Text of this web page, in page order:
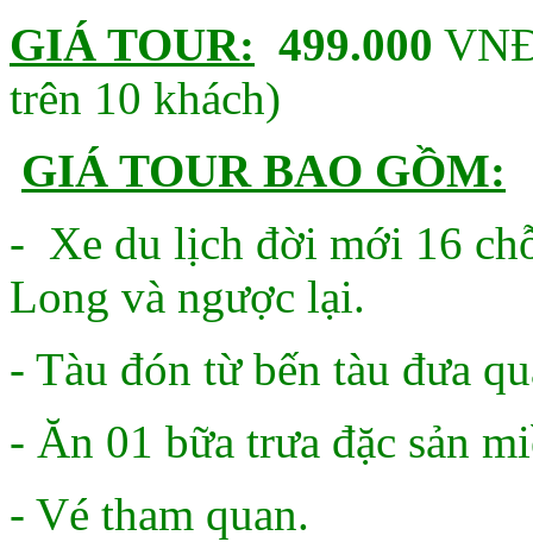
GIÁ TOUR: 499.000
trên 10 khách)
GIÁ TOUR BAO GỒM:
- Xe du lịch đời mới 16
Long và ngược lại.
- Tàu đón từ bến tàu đưa
- Ăn 01 bữa trưa đặc sản
- Vé tham quan.